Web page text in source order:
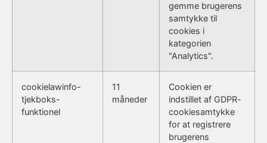
gemme brugerens
samtykke til
cookies i
kategorien
"Analytics".
cookielawinfo-
tjekboks-
funktionel
11
måneder
Cookien er
indstillet af GDPR-
cookiesamtykke
for at registrere
brugerens